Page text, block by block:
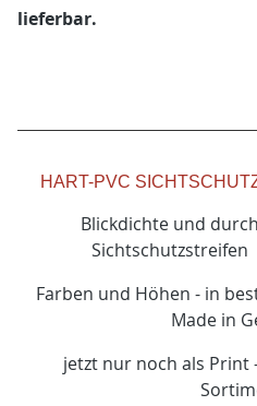
lieferbar.
HART-PVC
Blickdichte und
Sichtschutzstreifen
Farben und Höhen - in
Made in
jetzt nur noch als Print